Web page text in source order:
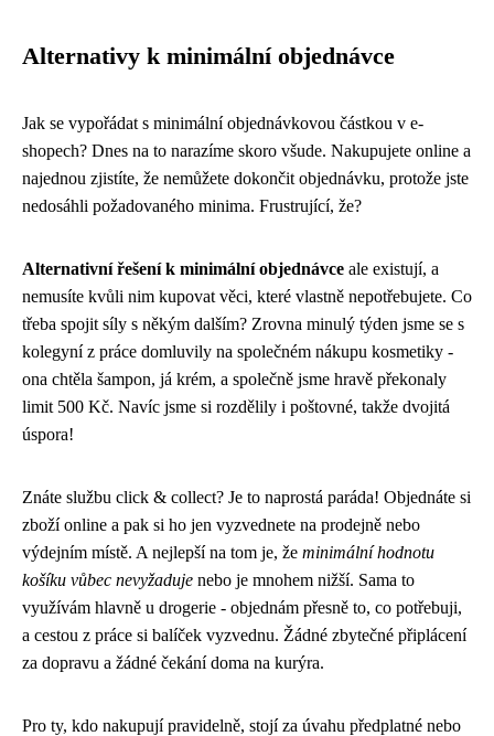
Alternativy k minimální objednávce
Jak se vypořádat s minimální objednávkovou částkou v e-
shopech? Dnes na to narazíme skoro všude. Nakupujete online a
najednou zjistíte, že nemůžete dokončit objednávku, protože jste
nedosáhli požadovaného minima. Frustrující, že?
Alternativní řešení k minimální objednávce ale existují, a
nemusíte kvůli nim kupovat věci, které vlastně nepotřebujete. Co
třeba spojit síly s někým dalším? Zrovna minulý týden jsme se s
kolegyní z práce domluvily na společném nákupu kosmetiky -
ona chtěla šampon, já krém, a společně jsme hravě překonaly
limit 500 Kč. Navíc jsme si rozdělily i poštovné, takže dvojitá
úspora!
Znáte službu click & collect? Je to naprostá paráda! Objednáte si
zboží online a pak si ho jen vyzvednete na prodejně nebo
výdejním místě. A nejlepší na tom je, že minimální hodnotu
košíku vůbec nevyžaduje nebo je mnohem nižší. Sama to
využívám hlavně u drogerie - objednám přesně to, co potřebuji,
a cestou z práce si balíček vyzvednu. Žádné zbytečné připlácení
za dopravu a žádné čekání doma na kurýra.
Pro ty, kdo nakupují pravidelně, stojí za úvahu předplatné nebo